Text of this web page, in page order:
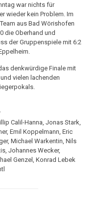
war nichts für
wieder kein Problem. Im
aus Bad Wörishofen
die Oberhand und
der Gruppenspiele mit 6:2
denkwürdige Finale mit
vielen lachenden
Calil-Hanna, Jonas Stark,
Emil Koppelmann, Eric
Michael Warkentin, Nils
Johannes Wecker,
Genzel, Konrad Lebek